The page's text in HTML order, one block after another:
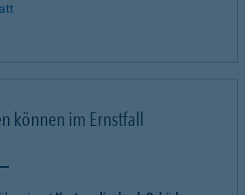
können im Ernstfall